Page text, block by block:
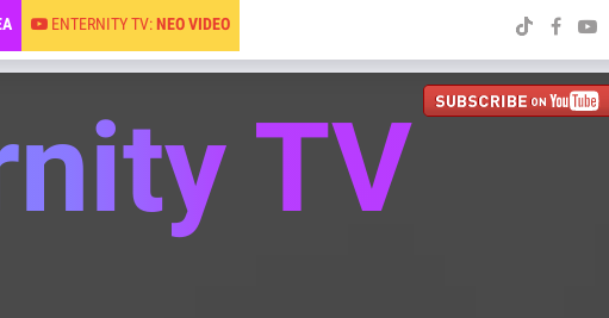
ENTERNITY TV:ΝΕΟ VIDEO
TV